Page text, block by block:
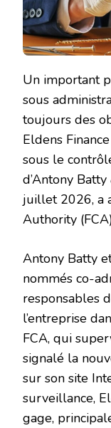
Un important
sous
toujours des
Eldens
sous le
d’Antony
juillet 2026, a
Authority
Antony Batty
nommés co-
responsables
l’entreprise
FCA, qui
signalé la
sur son site
surveillance,
gage,